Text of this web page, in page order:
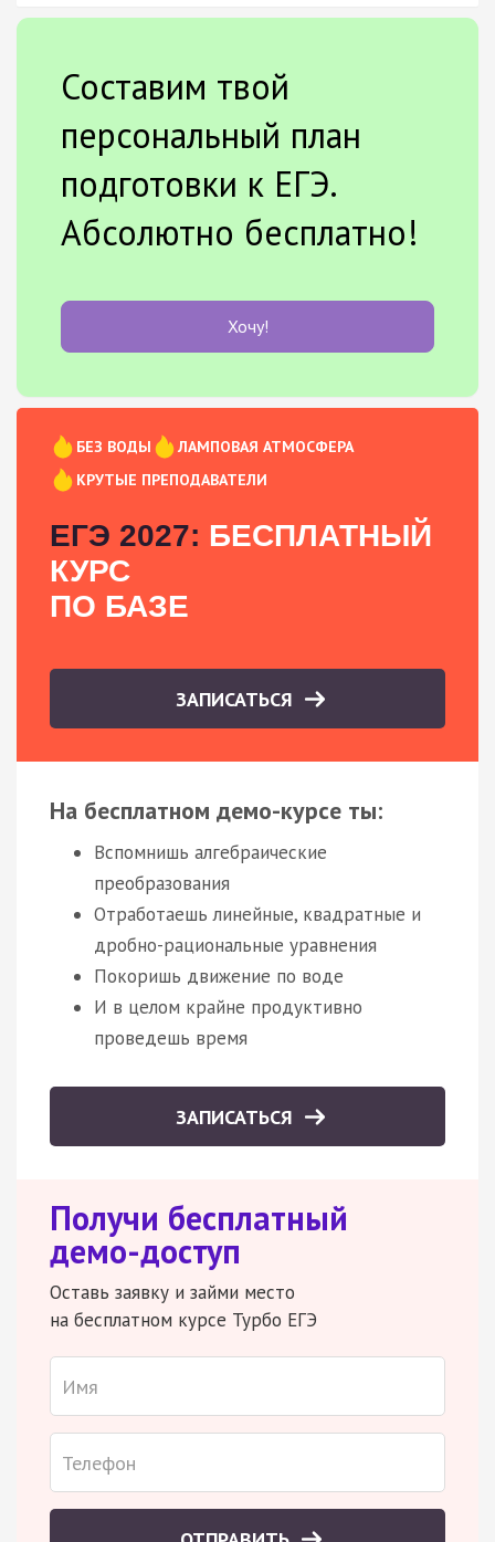
Составим твой
персональный план
подготовки к ЕГЭ.
Абсолютно бесплатно!
Хочу!
БЕЗ ВОДЫ
ЛАМПОВАЯ АТМОСФЕРА
КРУТЫЕ ПРЕПОДАВАТЕЛИ
ЕГЭ 2027: БЕСПЛАТНЫЙ
КУРС
ПО БАЗЕ
ЗАПИСАТЬСЯ
На бесплатном демо-курсе ты:
Вспомнишь алгебраические
преобразования
Отработаешь линейные, квадратные и
дробно-рациональные уравнения
Покоришь движение по воде
И в целом крайне продуктивно
проведешь время
ЗАПИСАТЬСЯ
Получи бесплатный
демо-доступ
Оставь заявку и займи место
на бесплатном курсе Турбо ЕГЭ